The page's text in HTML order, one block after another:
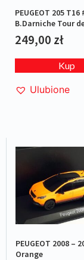
PEUGEOT 205 T16
B.Darniche Tour
1985
249,00 zł
Kup
Ulubione
PEUGEOT 2008 –
Orange